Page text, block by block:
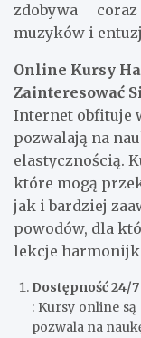
zdobywa
muzyków i
Online Kursy
Zainteresować
Internet obfituje
pozwalają na
elastycznością.
które mogą
jak i bardziej
powodów, dla
lekcje
Dostępność 24/7
: Kursy online
pozwala na